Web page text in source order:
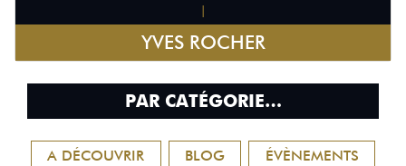
|
YVES ROCHER
PAR CATÉGORIE…
A DÉCOUVRIR BLOG ÉVÈNEMENTS